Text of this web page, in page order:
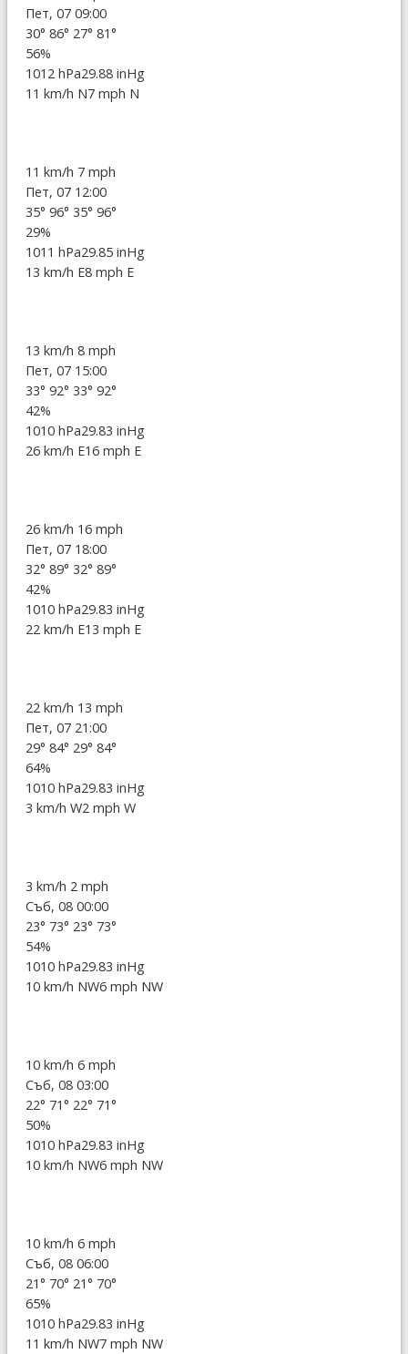
Пет, 07 09:00
30° 86° 27° 81°
56%
1012 hPa29.88 inHg
11 km/h N7 mph N
11 km/h 7 mph
Пет, 07 12:00
35° 96° 35° 96°
29%
1011 hPa29.85 inHg
13 km/h E8 mph E
13 km/h 8 mph
Пет, 07 15:00
33° 92° 33° 92°
42%
1010 hPa29.83 inHg
26 km/h E16 mph E
26 km/h 16 mph
Пет, 07 18:00
32° 89° 32° 89°
42%
1010 hPa29.83 inHg
22 km/h E13 mph E
22 km/h 13 mph
Пет, 07 21:00
29° 84° 29° 84°
64%
1010 hPa29.83 inHg
3 km/h W2 mph W
3 km/h 2 mph
Съб, 08 00:00
23° 73° 23° 73°
54%
1010 hPa29.83 inHg
10 km/h NW6 mph NW
10 km/h 6 mph
Съб, 08 03:00
22° 71° 22° 71°
50%
1010 hPa29.83 inHg
10 km/h NW6 mph NW
10 km/h 6 mph
Съб, 08 06:00
21° 70° 21° 70°
65%
1010 hPa29.83 inHg
11 km/h NW7 mph NW